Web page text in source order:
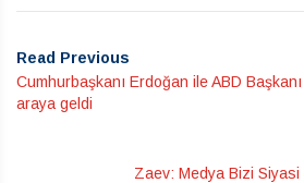
Read Previous
Cumhurbaşkanı Erdoğan ile ABD
araya geldi
Zaev: Medya Bizi